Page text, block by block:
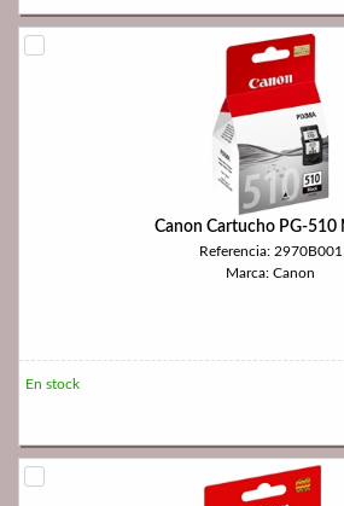
Canon Cartucho PG-510
Referencia: 2970B001
Marca: Canon
En stock